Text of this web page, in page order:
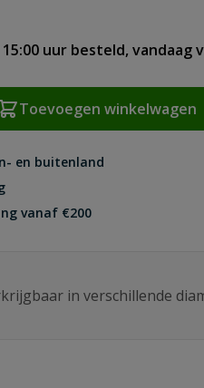
uur besteld, vandaag
Toevoegen winkelwagen
en buitenland
vanaf €200
in verschillende